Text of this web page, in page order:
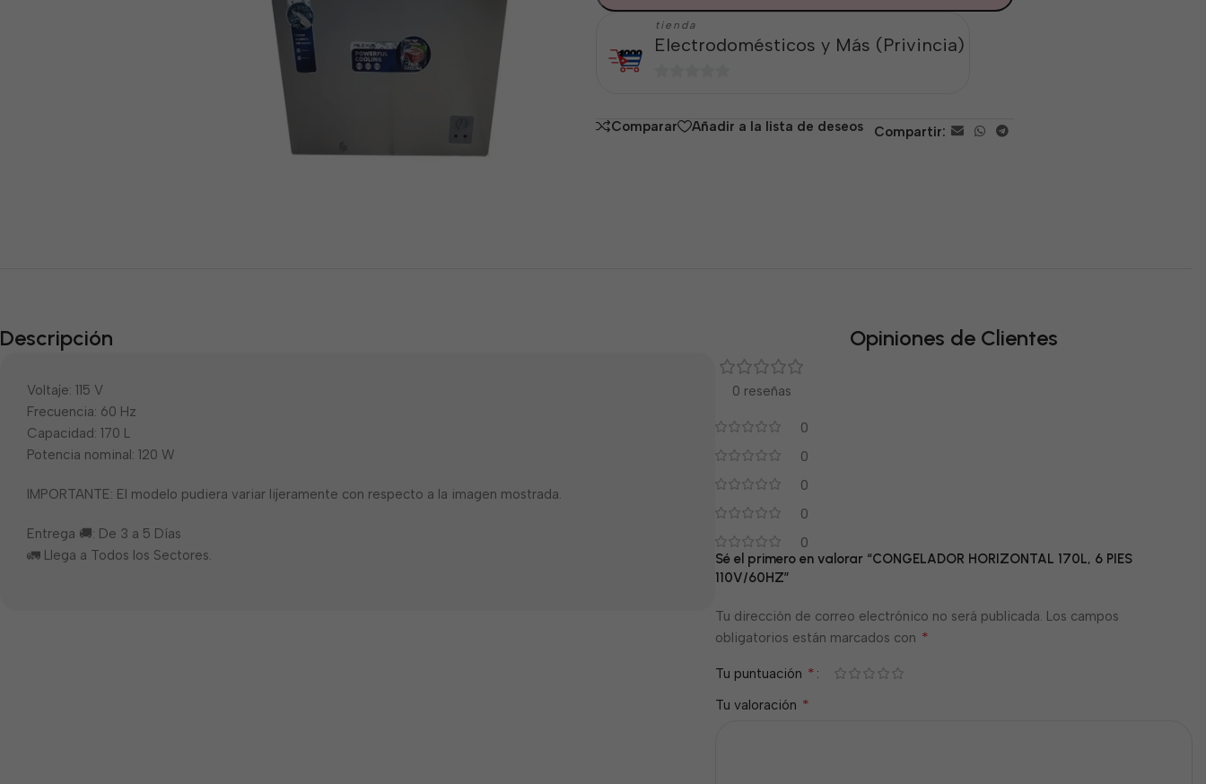
tienda
Electrodomésticos y Más (Privincia)
5
Comparar Añadir a la lista de deseos Compartir:
Descripción
Voltaje: 115 V
Frecuencia: 60 Hz
Capacidad: 170 L
Potencia nominal: 120 W
IMPORTANTE: El modelo pudiera variar lijeramente con respecto a la imagen mostrada.
Entrega 🚚: De 3 a 5 Días
🚛 Llega a Todos los Sectores.
Opiniones de Clientes
0 reseñas
0
0
0
0
0
Sé el primero en valorar “CONGELADOR HORIZONTAL 170L, 6 PIES
110V/60HZ”
Tu dirección de correo electrónico no será publicada. Los campos
obligatorios están marcados con *
Tu puntuación *
Tu valoración *